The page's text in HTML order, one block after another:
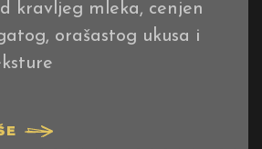
kravljeg mleka, cenjen
orašastog ukusa i